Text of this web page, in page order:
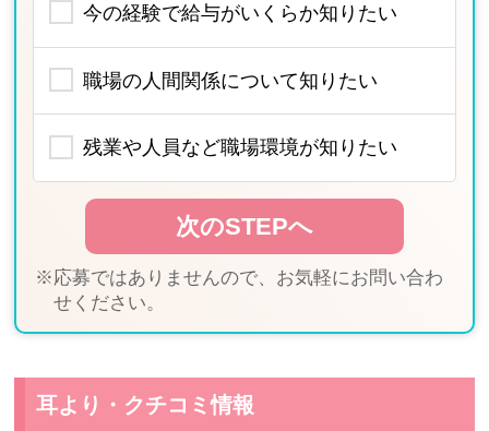
今の経験で給与がいくらか知りたい
職場の人間関係について知りたい
残業や人員など職場環境が知りたい
※応募ではありませんので、お気軽にお問い合わ
せください。
耳より・クチコミ情報